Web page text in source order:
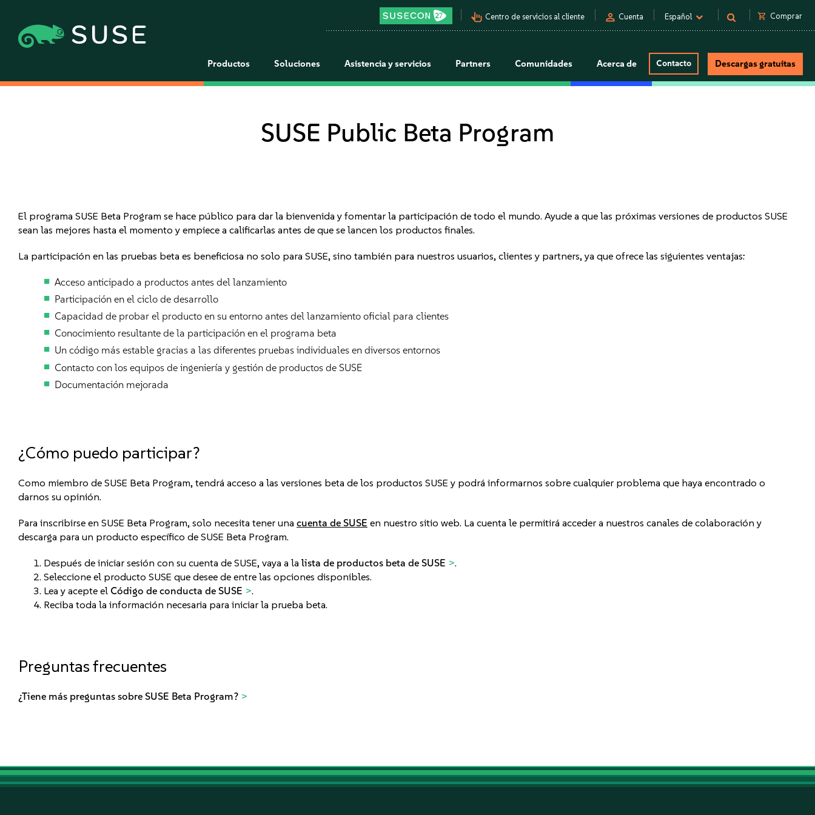
pan_tool_alt Centro de servicios al cliente person Cuenta Español shopping_cart Comprar
Productos Soluciones Asistencia y servicios Partners Comunidades Acerca de Contacto Descargas gratuitas
SUSE Public Beta Program
El programa SUSE Beta Program se hace público para dar la bienvenida y fomentar la participación de todo el mundo. Ayude a que las próximas versiones de productos SUSE
sean las mejores hasta el momento y empiece a calificarlas antes de que se lancen los productos finales.
La participación en las pruebas beta es beneficiosa no solo para SUSE, sino también para nuestros usuarios, clientes y partners, ya que ofrece las siguientes ventajas:
Acceso anticipado a productos antes del lanzamiento
Participación en el ciclo de desarrollo
Capacidad de probar el producto en su entorno antes del lanzamiento oficial para clientes
Conocimiento resultante de la participación en el programa beta
Un código más estable gracias a las diferentes pruebas individuales en diversos entornos
Contacto con los equipos de ingeniería y gestión de productos de SUSE
Documentación mejorada
¿Cómo puedo participar?
Como miembro de SUSE Beta Program, tendrá acceso a las versiones beta de los productos SUSE y podrá informarnos sobre cualquier problema que haya encontrado o
darnos su opinión.
Para inscribirse en SUSE Beta Program, solo necesita tener una cuenta de SUSE en nuestro sitio web. La cuenta le permitirá acceder a nuestros canales de colaboración y
descarga para un producto específico de SUSE Beta Program.
Después de iniciar sesión con su cuenta de SUSE, vaya a la lista de productos beta de SUSE
.
Seleccione el producto SUSE que desee de entre las opciones disponibles.
Lea y acepte el Código de conducta de SUSE
.
Reciba toda la información necesaria para iniciar la prueba beta.
Preguntas frecuentes
¿Tiene más preguntas sobre SUSE Beta Program?